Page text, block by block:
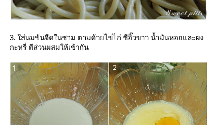
3. ใส่นมข้นจืดในชาม ตามด้วยไข่ไก่ ซีอิ๊วขาว น้ำมันหอยและผง
กะหรี่ ตีส่วนผสมให้เข้ากัน